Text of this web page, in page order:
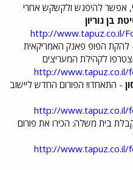
אפשר להיפגש ולקשקש אחרי
בן גוריון
http://www.tapuz.co.il/
להקת הפופ פאנק האמריקאית
לקהילת המעריצים
http://www.tapuz.co.il/
- התאחדו! הפורום החדש ליישוב
http://www.tapuz.co.il/
בית משלה: הכירו את פורום
http://www.tapuz.co.il/